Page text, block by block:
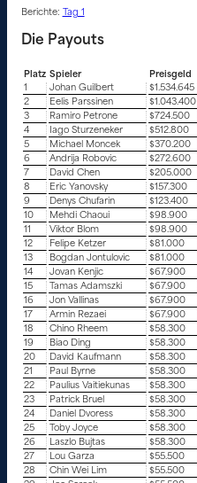
Berichte:
Tag 1
Die Payouts
Platz Spieler
Preisgeld
1
Johan Guilbert
$1.534.645
2
Eelis Parssinen
$1.043.400
3
Ramiro Petrone
$724.500
4
Iago Sturzeneker
$512.800
5
Michael Moncek
$370.200
6
Andrija Robovic
$272.600
7
David Chen
$205.000
8
Eric Yanovsky
$157.300
9
Denys Chufarin
$123.400
10
Mehdi Chaoui
$98.900
11
Viktor Blom
$98.900
12
Felipe Ketzer
$81.000
13
Bogdan Jontulovic
$81.000
14
Jovan Kenjic
$67.900
15
Tamas Adamszki
$67.900
16
Jon Vallinas
$67.900
17
Armin Rezaei
$67.900
18
Chino Rheem
$58.300
19
Biao Ding
$58.300
20
David Kaufmann
$58.300
21
Paul Byrne
$58.300
22
Paulius Vaitiekunas
$58.300
23
Patrick Bruel
$58.300
24
Daniel Dvoress
$58.300
25
Toby Joyce
$58.300
26
Laszlo Bujtas
$58.300
27
Lou Garza
$55.500
28
Chin Wei Lim
$55.500